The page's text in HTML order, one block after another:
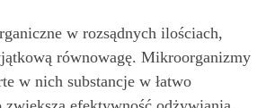
w rozsądnych ilościach,
równowagę. Mikroorganizmy
w nich substancje w łatwo